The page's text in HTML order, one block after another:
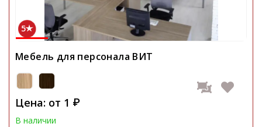
5
Мебель для персонала ВИТ
Цена: от 1 ₽
В наличии